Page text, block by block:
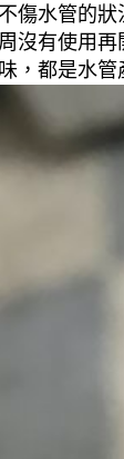
傷水管的狀
沒有使用
，都是水